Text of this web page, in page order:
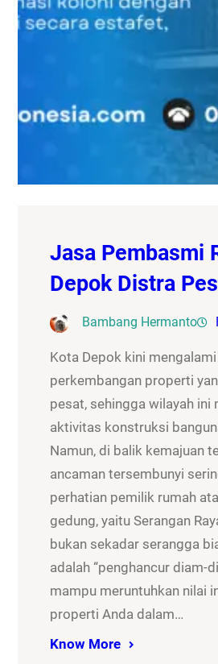
Jasa Pembasmi
Depok Distra
Bambang Hermanto
Kota Depok kini mengalami
perkembangan properti
pesat, sehingga wilayah ini
aktivitas konstruksi
Namun, di balik kemajuan
ancaman tersembunyi
perhatian pemilik rumah
gedung, yaitu Serangan
bukan sekadar serangga
adalah “penghancur diam-
mampu meruntuhkan nilai
properti Anda dalam…
Know More